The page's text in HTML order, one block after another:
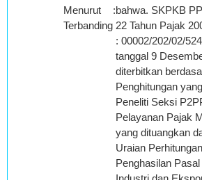
Menurut
Terbanding
:bahwa. SKPKB
22 Tahun Pajak
: 00002/202/02/
tanggal 9
diterbitkan
Penghitungan
Peneliti Seksi
Pelayanan Pajak
yang dituangkan
Uraian
Penghasilan Pasal